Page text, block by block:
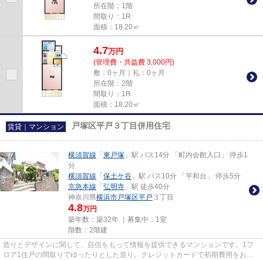
所在階：1階
間取り：1R
面積：18.20㎡
4.7万円
(管理費・共益費 3,000円)
敷：0ヶ月｜礼：0ヶ月
所在階：2階
間取り：1R
面積：18.20㎡
賃貸｜マンション 戸塚区平戸３丁目併用住宅
横須賀線 「 東戸塚 」駅 バス14分 「町内会館入口」 停歩1
分
横須賀線 「 保土ケ谷 」駅 バス10分 「平和台」 停歩5分
京急本線 「 弘明寺 」駅 徒歩40分
神奈川県横浜市戸塚区平戸 ３丁目
4.8万円
築年数：築32年 ｜募集中： 1室
階数：2階建
造りとデザインに関して、自信をもって情報を提供できるマンションです。1フ
ロア1住戸の間取りでゆったりとした造り。クレジットカードで初期費用をお支